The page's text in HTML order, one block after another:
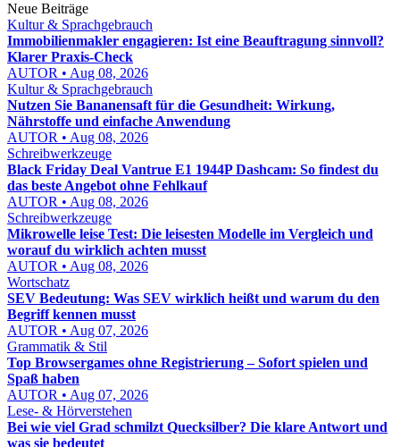
Neue Beiträge
Kultur & Sprachgebrauch
Immobilienmakler engagieren: Ist eine Beauftragung sinnvoll?
Klarer Praxis-Check
AUTOR • Aug 08, 2026
Kultur & Sprachgebrauch
Nutzen Sie Bananensaft für die Gesundheit: Wirkung,
Nährstoffe und einfache Anwendung
AUTOR • Aug 08, 2026
Schreibwerkzeuge
Black Friday Deal Vantrue E1 1944P Dashcam: So findest du
das beste Angebot ohne Fehlkauf
AUTOR • Aug 08, 2026
Schreibwerkzeuge
Mikrowelle leise Test: Die leisesten Modelle im Vergleich und
worauf du wirklich achten musst
AUTOR • Aug 08, 2026
Wortschatz
SEV Bedeutung: Was SEV wirklich heißt und warum du den
Begriff kennen musst
AUTOR • Aug 07, 2026
Grammatik & Stil
Top Browsergames ohne Registrierung – Sofort spielen und
Spaß haben
AUTOR • Aug 07, 2026
Lese- & Hörverstehen
Bei wie viel Grad schmilzt Quecksilber? Die klare Antwort und
was sie bedeutet